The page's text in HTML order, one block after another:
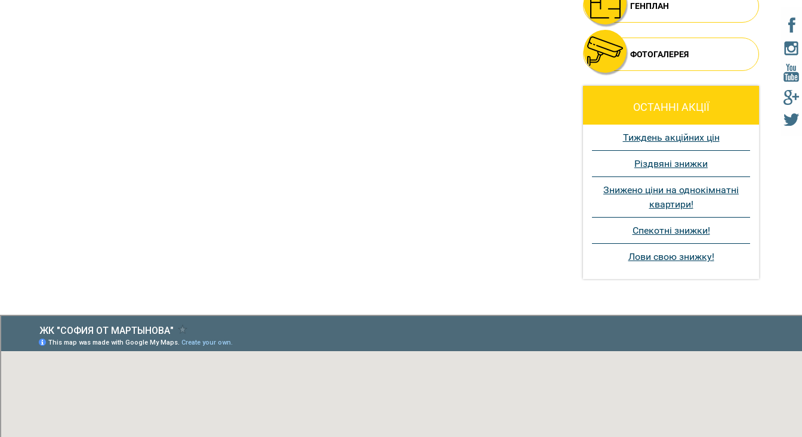
ГЕНПЛАН
ФОТОГАЛЕРЕЯ
ОСТАННІ АКЦІЇ
Тиждень акційних цін
Різдвяні знижки
Знижено ціни на однокімнатні
квартири!
Спекотні знижки!
Лови свою знижку!